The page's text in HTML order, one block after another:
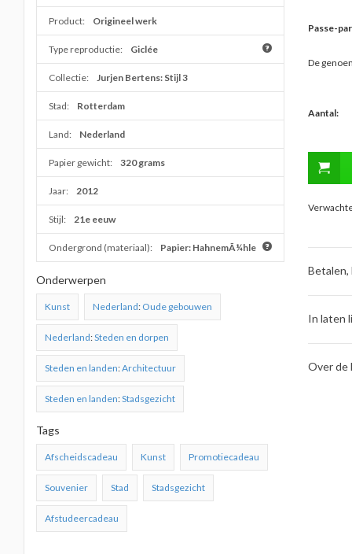
Product: Origineel werk
Type reproductie: Giclée
Collectie: Jurjen Bertens: Stijl 3
Stad: Rotterdam
Land: Nederland
Papier gewicht: 320 grams
Jaar: 2012
Stijl: 21e eeuw
Ondergrond (materiaal): Papier: HahnemÃ¼hle
Onderwerpen
Kunst Nederland: Oude gebouwen
Nederland:Steden en dorpen
Steden en landen:Architectuur
Steden en landen:Stadsgezicht
Tags
Afscheidscadeau Kunst Promotiecadeau
Souvenier Stad Stadsgezicht
Afstudeercadeau
Passe-
De
Aantal:
In laten
Over de